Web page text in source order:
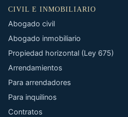
CIVIL E INMOBILIARIO
Abogado civil
Abogado inmobiliario
Propiedad horizontal (Ley 675)
Arrendamientos
Para arrendadores
Para inquilinos
Contratos